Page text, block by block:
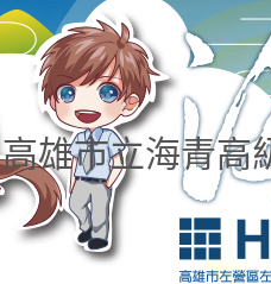
高雄市立海青高